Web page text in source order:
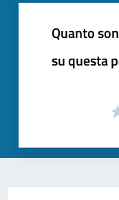
Quanto
su questa